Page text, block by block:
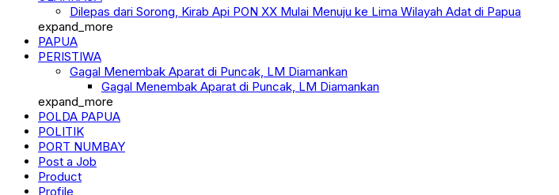
Dilepas dari Sorong, Kirab Api PON XX Mulai Menuju ke Lima Wilayah Adat di Papua
expand_more
PAPUA
PERISTIWA
Gagal Menembak Aparat di Puncak, LM Diamankan
Gagal Menembak Aparat di Puncak, LM Diamankan
expand_more
POLDA PAPUA
POLITIK
PORT NUMBAY
Post a Job
Product
Profile